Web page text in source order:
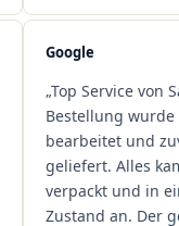
Google
„Top Service von
Bestellung wurde
bearbeitet und
geliefert. Alles
verpackt und in
Zustand an. Der